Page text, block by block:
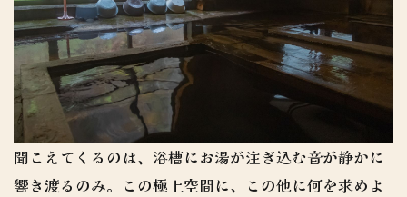
聞こえてくるのは、浴槽にお湯が注ぎ込む音が静かに
響き渡るのみ。この極上空間に、この他に何を求めよ